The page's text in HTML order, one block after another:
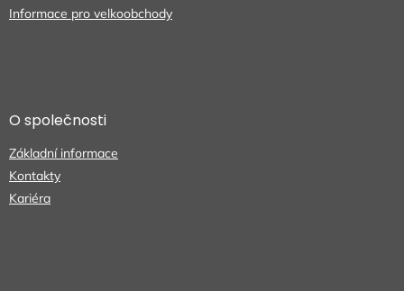
Informace pro velkoobchody
O společnosti
Základní informace
Kontakty
Kariéra